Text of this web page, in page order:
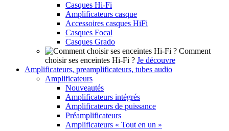
Casques Hi-Fi
Amplificateurs casque
Accessoires casques HiFi
Casques Focal
Casques Grado
Comment
choisir ses enceintes Hi-Fi ? Je découvre
Amplificateurs, preamplificateurs, tubes audio
Amplificateurs
Nouveautés
Amplificateurs intégrés
Amplificateurs de puissance
Préamplificateurs
Amplificateurs « Tout en un »